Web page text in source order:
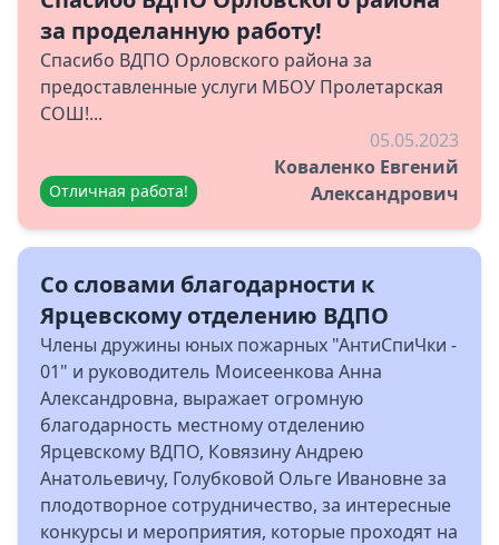
за проделанную работу!
Спасибо ВДПО Орловского района за
предоставленные услуги МБОУ Пролетарская
СОШ!...
Отличная работа!
05.05.2023
Коваленко Евгений
Александрович
Со словами благодарности к
Ярцевскому отделению ВДПО
Члены дружины юных пожарных "АнтиСпиЧки -
01" и руководитель Моисеенкова Анна
Александровна, выражает огромную
благодарность местному отделению
Ярцевскому ВДПО, Ковязину Андрею
Анатольевичу, Голубковой Ольге Ивановне за
плодотворное сотрудничество, за интересные
конкурсы и мероприятия, которые проходят на